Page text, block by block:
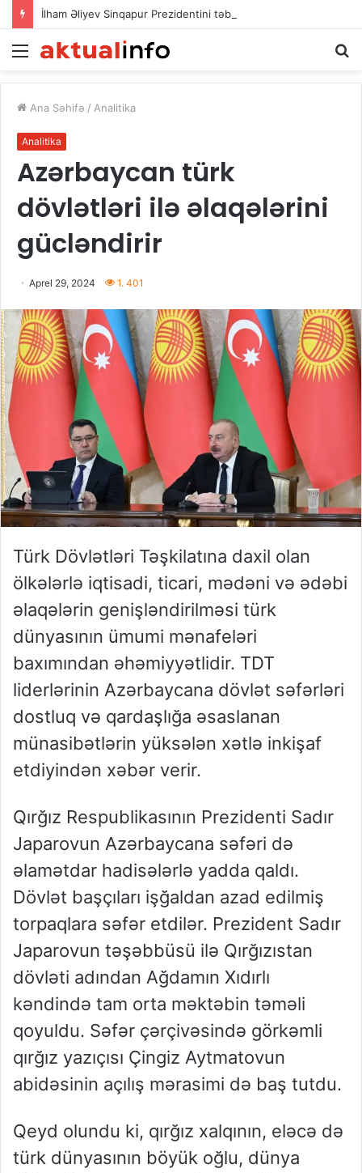
İlham Əliyev Sinqapur Prezidentini təbrik etdi
Menu
Ana Səhifə / Analitika
Analitika
Azərbaycan türk
dövlətləri ilə əlaqələrini
gücləndirir
Aprel 29, 2024 1. 401
Türk Dövlətləri Təşkilatına daxil olan
ölkələrlə iqtisadi, ticari, mədəni və ədəbi
əlaqələrin genişləndirilməsi türk
dünyasının ümumi mənafeləri
baxımından əhəmiyyətlidir. TDT
liderlərinin Azərbaycana dövlət səfərləri
dostluq və qardaşlığa əsaslanan
münasibətlərin yüksələn xətlə inkişaf
etdiyindən xəbər verir.
Qırğız Respublikasının Prezidenti Sadır
Japarovun Azərbaycana səfəri də
əlamətdar hadisələrlə yadda qaldı.
Dövlət başçıları işğaldan azad edilmiş
torpaqlara səfər etdilər. Prezident Sadır
Japarovun təşəbbüsü ilə Qırğızıstan
dövləti adından Ağdamın Xıdırlı
kəndində tam orta məktəbin təməli
qoyuldu. Səfər çərçivəsində görkəmli
qırğız yazıçısı Çingiz Aytmatovun
abidəsinin açılış mərasimi də baş tutdu.
Qeyd olundu ki, qırğız xalqının, eləcə də
türk dünyasının böyük oğlu, dünya